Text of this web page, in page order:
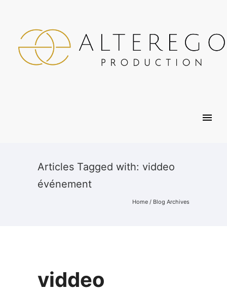
Articles Tagged with: viddeo
événement
Home / Blog Archives
viddeo